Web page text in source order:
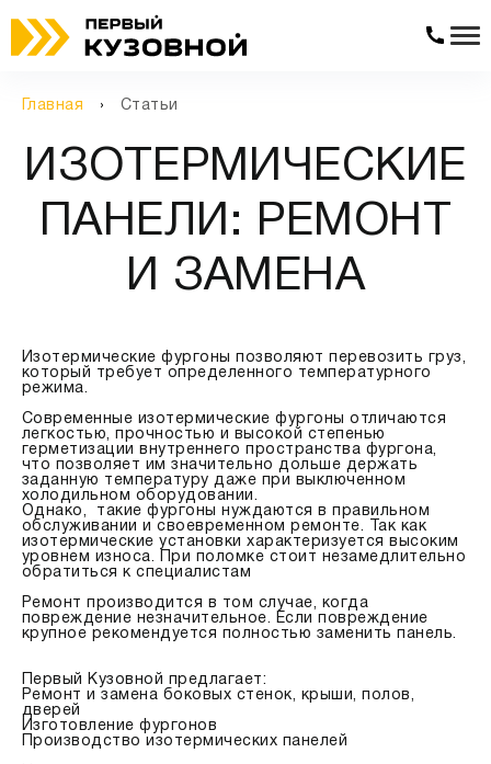
Главная Статьи
ИЗОТЕРМИЧЕСКИЕ
ПАНЕЛИ: РЕМОНТ
И ЗАМЕНА
Изотермические фургоны позволяют перевозить груз,
который требует определенного температурного
режима.
Современные изотермические фургоны отличаются
легкостью, прочностью и высокой степенью
герметизации внутреннего пространства фургона,
что позволяет им значительно дольше держать
заданную температуру даже при выключенном
холодильном оборудовании.
Однако, такие фургоны нуждаются в правильном
обслуживании и своевременном ремонте. Так как
изотермические установки характеризуется высоким
уровнем износа. При поломке стоит незамедлительно
обратиться к специалистам
Ремонт производится в том случае, когда
повреждение незначительное. Если повреждение
крупное рекомендуется полностью заменить панель.
Первый Кузовной предлагает:
Ремонт и замена боковых стенок, крыши, полов,
дверей
Изготовление фургонов
Производство изотермических панелей